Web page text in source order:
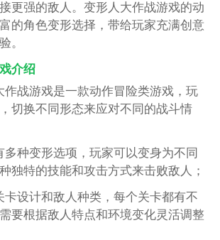
更强的敌人。变形人大作战游戏的动
的角色变形选择，带给玩家充满创意
。
介绍
作战游戏是一款动作冒险类游戏，玩
切换不同形态来应对不同的战斗情
多种变形选项，玩家可以变身为不同
独特的技能和攻击方式来击败敌人；
卡设计和敌人种类，每个关卡都有不
要根据敌人特点和环境变化灵活调整